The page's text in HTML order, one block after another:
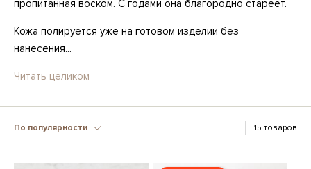
пропитанная воском. С годами она благородно стареет.
Кожа полируется уже на готовом изделии без
нанесения...
Читать целиком
По популярности 15 товаров